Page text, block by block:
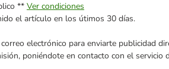
** Ver condiciones
el artículo en los útimos 30 días.
electrónico para enviarte publicidad
poniéndote en contacto con el